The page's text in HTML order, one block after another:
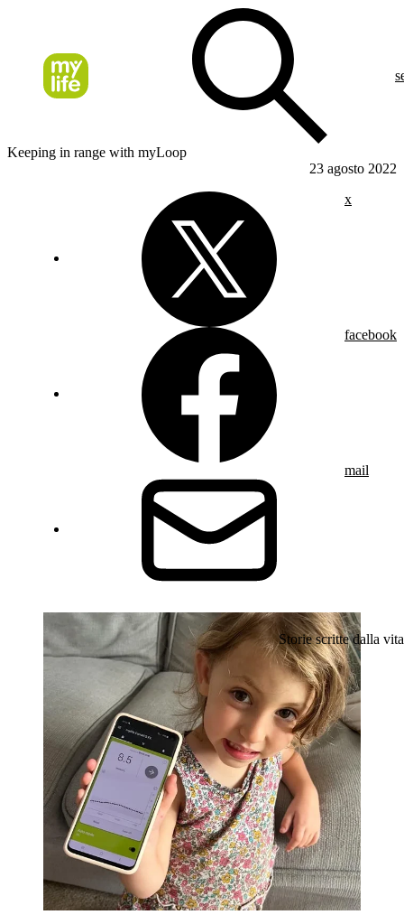
Keeping in range with myLoop
23 agosto 2022
x
facebook
mail
Storie scritte dalla vita